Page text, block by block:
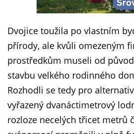
Dvojice toužila po vlastním
přírody, ale kvůli omezeným
prostředkům museli od
stavbu velkého rodinného
Rozhodli se tedy pro
vyřazený dvanáctimetrový
rozloze necelých třicet metrů